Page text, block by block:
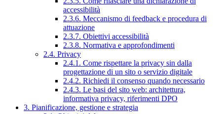
accessibilità
2.3.6. Meccanismo di feedback e procedura di
attuazione
2.3.7. Obiettivi accessibilità
2.3.8. Normativa e approfondimenti
2.4. Privacy
2.4.1. Come rispettare la privacy sin dalla
progettazione di un sito o servizio digitale
2.4.2. Richiedi il consenso quando necessario
2.4.3. Le basi del sito web: architettura,
informativa privacy, riferimenti DPO
3. Pianificazione, gestione e strategia